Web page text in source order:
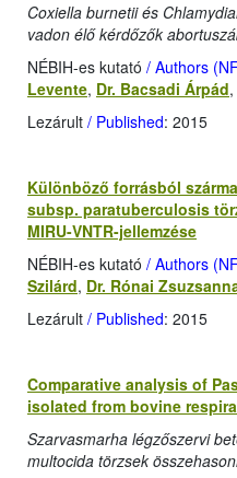
Coxiella burnetii és
vadon élő kérdőzők
NÉBIH-es kutató / Authors
Levente, Dr. Bacsadi Árpád,
Lezárult / Published: 2015
Különböző forrásból
subsp. paratuberculosis
MIRU-VNTR-jellemzése
NÉBIH-es kutató / Authors
Szilárd, Dr. Rónai
Lezárult / Published: 2015
Comparative analysis of
isolated from bovine
Szarvasmarha légzőszervi
multocida törzsek